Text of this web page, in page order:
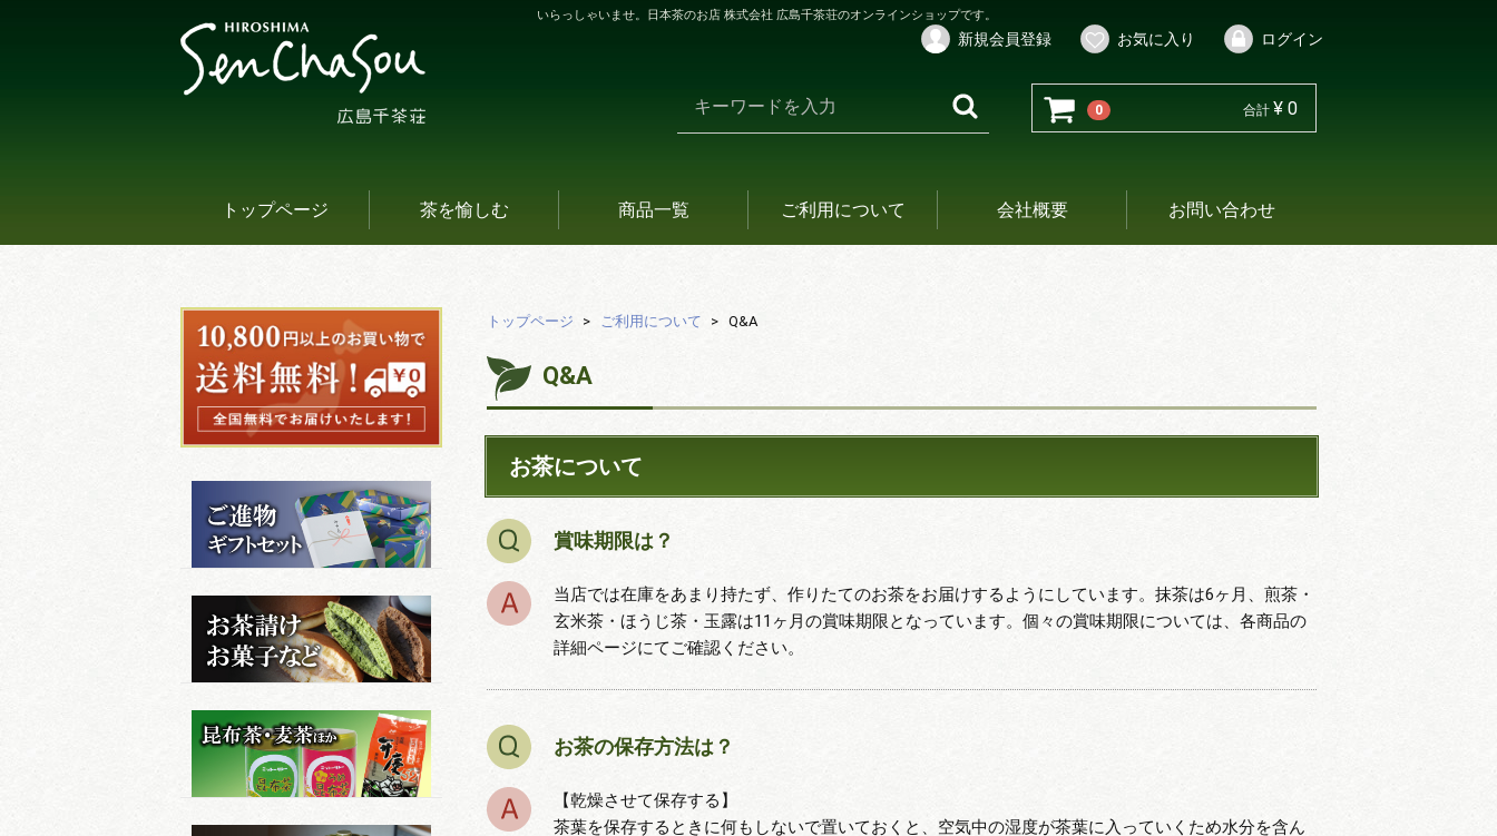
いらっしゃいませ。日本茶のお店 株式会社 広島千茶荘のオンラインショップです。
0 合計 ¥ 0
新規会員登録 お気に入り ログイン
トップページ 茶を愉しむ 商品一覧 ご利用について 会社概要 お問い合わせ
トップページ ご利用について Q&A
Q&A
お茶について
賞味期限は？
当店では在庫をあまり持たず、作りたてのお茶をお届けするようにしています。抹茶は6ヶ月、煎茶・
玄米茶・ほうじ茶・玉露は11ヶ月の賞味期限となっています。個々の賞味期限については、各商品の
詳細ページにてご確認ください。
お茶の保存方法は？
【乾燥させて保存する】
茶葉を保存するときに何もしないで置いておくと、空気中の湿度が茶葉に入っていくため水分を含ん